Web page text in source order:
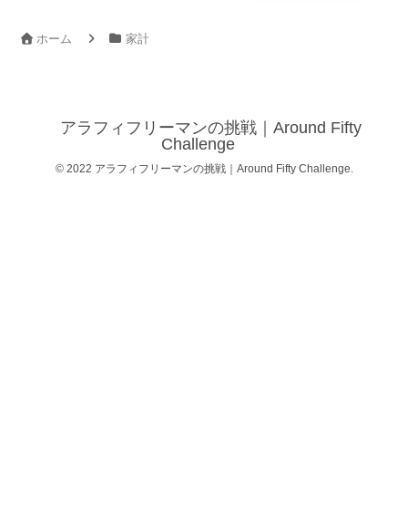
ホーム 家計
アラフィフリーマンの挑戦｜Around Fifty
Challenge
© 2022 アラフィフリーマンの挑戦｜Around Fifty Challenge.